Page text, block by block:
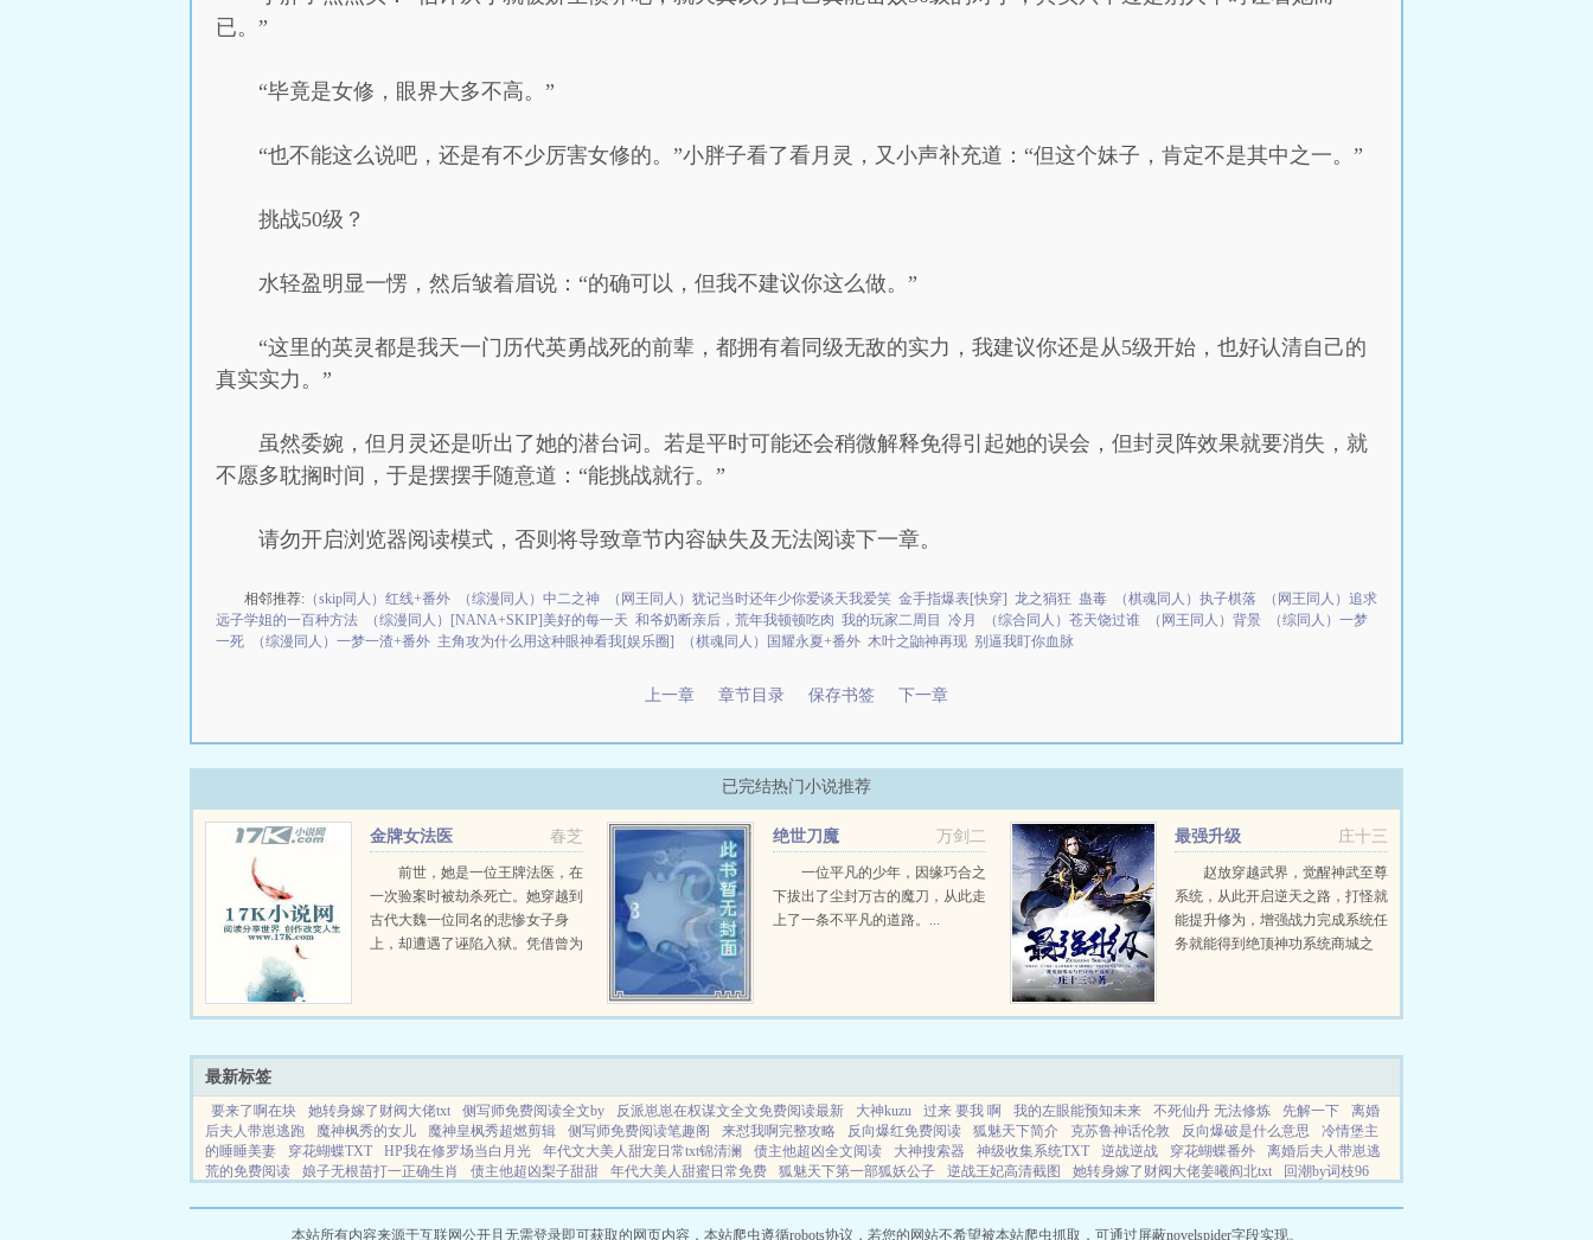
已。”
“毕竟是女修，眼界大多不高。”
“也不能这么说吧，还是有不少厉害女修的。”小胖子看了看月灵，又小声补充道：“但这个妹子，肯定不是其中之一。”
挑战50级？
水轻盈明显一愣，然后皱着眉说：“的确可以，但我不建议你这么做。”
“这里的英灵都是我天一门历代英勇战死的前辈，都拥有着同级无敌的实力，我建议你还是从5级开始，也好认清自己的
真实实力。”
虽然委婉，但月灵还是听出了她的潜台词。若是平时可能还会稍微解释免得引起她的误会，但封灵阵效果就要消失，就
不愿多耽搁时间，于是摆摆手随意道：“能挑战就行。”
请勿开启浏览器阅读模式，否则将导致章节内容缺失及无法阅读下一章。
相邻推荐: （skip同人）红线+番外 （综漫同人）中二之神 （网王同人）犹记当时还年少你爱谈天我爱笑 金手指爆表[快穿] 龙之狷狂 蛊毒 （棋魂同人）执子棋落
（网王同人）追求
远子学姐的一百种方法
（综漫同人）[NANA+SKIP]美好的每一天 和爷奶断亲后，荒年我顿顿吃肉 我的玩家二周目 冷月 （综合同人）苍天饶过谁 （网王同人）背景
（综同人）一梦
一死
（综漫同人）一梦一渣+番外 主角攻为什么用这种眼神看我[娱乐圈] （棋魂同人）国耀永夏+番外 木叶之鼬神再现 别逼我盯你血脉
上一章 章节目录 保存书签 下一章
已完结热门小说推荐
春芝
金牌女法医
前世，她是一位王牌法医，在
一次验案时被劫杀死亡。她穿越到
古代大魏一位同名的悲惨女子身
上，却遭遇了诬陷入狱。凭借曾为
实的背后，却是一桩桩奇案和一个
万剑二
绝世刀魔
一位平凡的少年，因缘巧合之
下拔出了尘封万古的魔刀，从此走
上了一条不平凡的道路。...
庄十三
最强升级
赵放穿越武界，觉醒神武至尊
系统，从此开启逆天之路，打怪就
能提升修为，增强战力完成系统任
务就能得到绝顶神功系统商城之
有！女人我要最美！权力我要最
最新标签
要来了啊在块 她转身嫁了财阀大佬txt 侧写师免费阅读全文by 反派崽崽在权谋文全文免费阅读最新 大神kuzu 过来 要我 啊 我的左眼能预知未来 不死仙丹 无法修炼 先解一下
离婚
后夫人带崽逃跑
魔神枫秀的女儿 魔神皇枫秀超燃剪辑 侧写师免费阅读笔趣阁 来怼我啊完整攻略 反向爆红免费阅读 狐魅天下简介 克苏鲁神话伦敦 反向爆破是什么意思
冷情堡主
的睡睡美妻
穿花蝴蝶TXT HP我在修罗场当白月光 年代文大美人甜宠日常txt锦清澜 债主他超凶全文阅读 大神搜索器 神级收集系统TXT 逆战逆战 穿花蝴蝶番外
离婚后夫人带崽逃
荒的免费阅读
娘子无根苗打一正确生肖 债主他超凶梨子甜甜 年代大美人甜蜜日常免费 狐魅天下第一部狐妖公子 逆战王妃高清截图 她转身嫁了财阀大佬姜曦阎北txt
回潮by词枝96
半路被反叛者攻击掉线
不死丹神决 纯洁的心百度百科 男主是冷堡主的古代 权途美人佚名全文 魔神枫秀阿宝宠文全集
网站地图
本站所有内容来源于互联网公开且无需登录即可获取的网页内容，本站爬虫遵循robots协议，若您的网站不希望被本站爬虫抓取，可通过屏蔽novelspider字段实现。